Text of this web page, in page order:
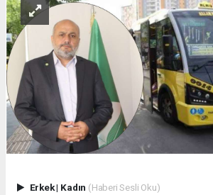
Erkek| Kadın (Haberi Sesli Oku)